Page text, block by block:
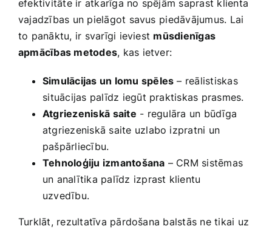
efektivitāte ir atkarīga no spējām saprast‍ klienta
vajadzības ​un pielāgot savus⁤ piedāvājumus. Lai
to panāktu, ir svarīgi ieviest mūsdienīgas
apmācības metodes, kas ietver:
Simulācijas un lomu ‌spēles – ​reālistiskas
⁢situācijas palīdz iegūt praktiskas prasmes.
Atgriezeniskā ⁤saite ⁣- regulāra un būdīga
atgriezeniskā saite uzlabo izpratni un
pašpārliecību.
Tehnoloģiju izmantošana – CRM sistēmas
‍un analītika palīdz izprast klientu
uzvedību.
Turklāt, rezultatīva pārdošana balstās ne tikai uz